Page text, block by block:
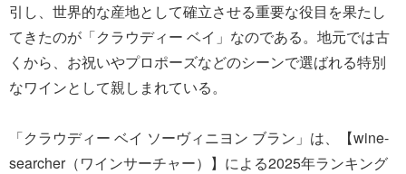
引し、世界的な産地として確立させる重要な役目を果たし
てきたのが「クラウディー ベイ」なのである。地元では古
くから、お祝いやプロポーズなどのシーンで選ばれる特別
なワインとして親しまれている。
「クラウディー ベイ ソーヴィニヨン ブラン」は、【wine-
searcher（ワインサーチャー）】による2025年ランキング